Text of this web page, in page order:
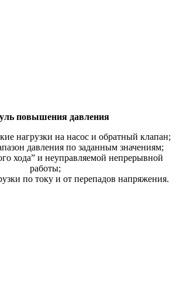
повышения давления
нагрузки на насос и обратный клапан;
давления по заданным значениям;
хода” и неуправляемой непрерывной
работы;
по току и от перепадов напряжения.